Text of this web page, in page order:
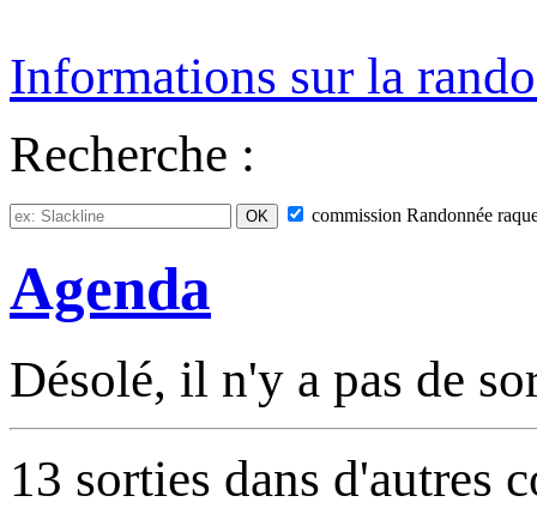
Informations sur la
Recherche :
commission Randonnée
Agenda
Désolé, il n'y a pas de
13 sorties dans d'autres